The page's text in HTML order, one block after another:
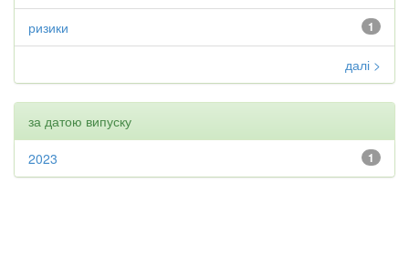
1
ризики
далі >
за датою випуску
1
2023